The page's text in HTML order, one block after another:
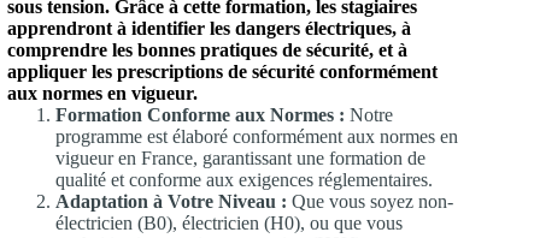
sous tension. Grâce à cette formation, les stagiaires
apprendront à identifier les dangers électriques, à
comprendre les bonnes pratiques de sécurité, et à
appliquer les prescriptions de sécurité conformément
aux normes en vigueur.
Formation Conforme aux Normes : Notre
programme est élaboré conformément aux normes en
vigueur en France, garantissant une formation de
qualité et conforme aux exigences réglementaires.
Adaptation à Votre Niveau : Que vous soyez non-
électricien (B0), électricien (H0), ou que vous